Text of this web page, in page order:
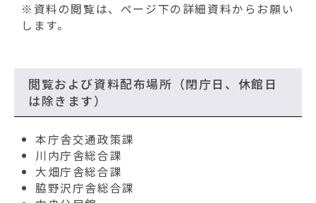
※資料の閲覧は、ページ下の詳細資料からお願い
します。
閲覧および資料配布場所（閉庁日、休館日
は除きます）
本庁舎交通政策課
川内庁舎総合課
大畑庁舎総合課
脇野沢庁舎総合課